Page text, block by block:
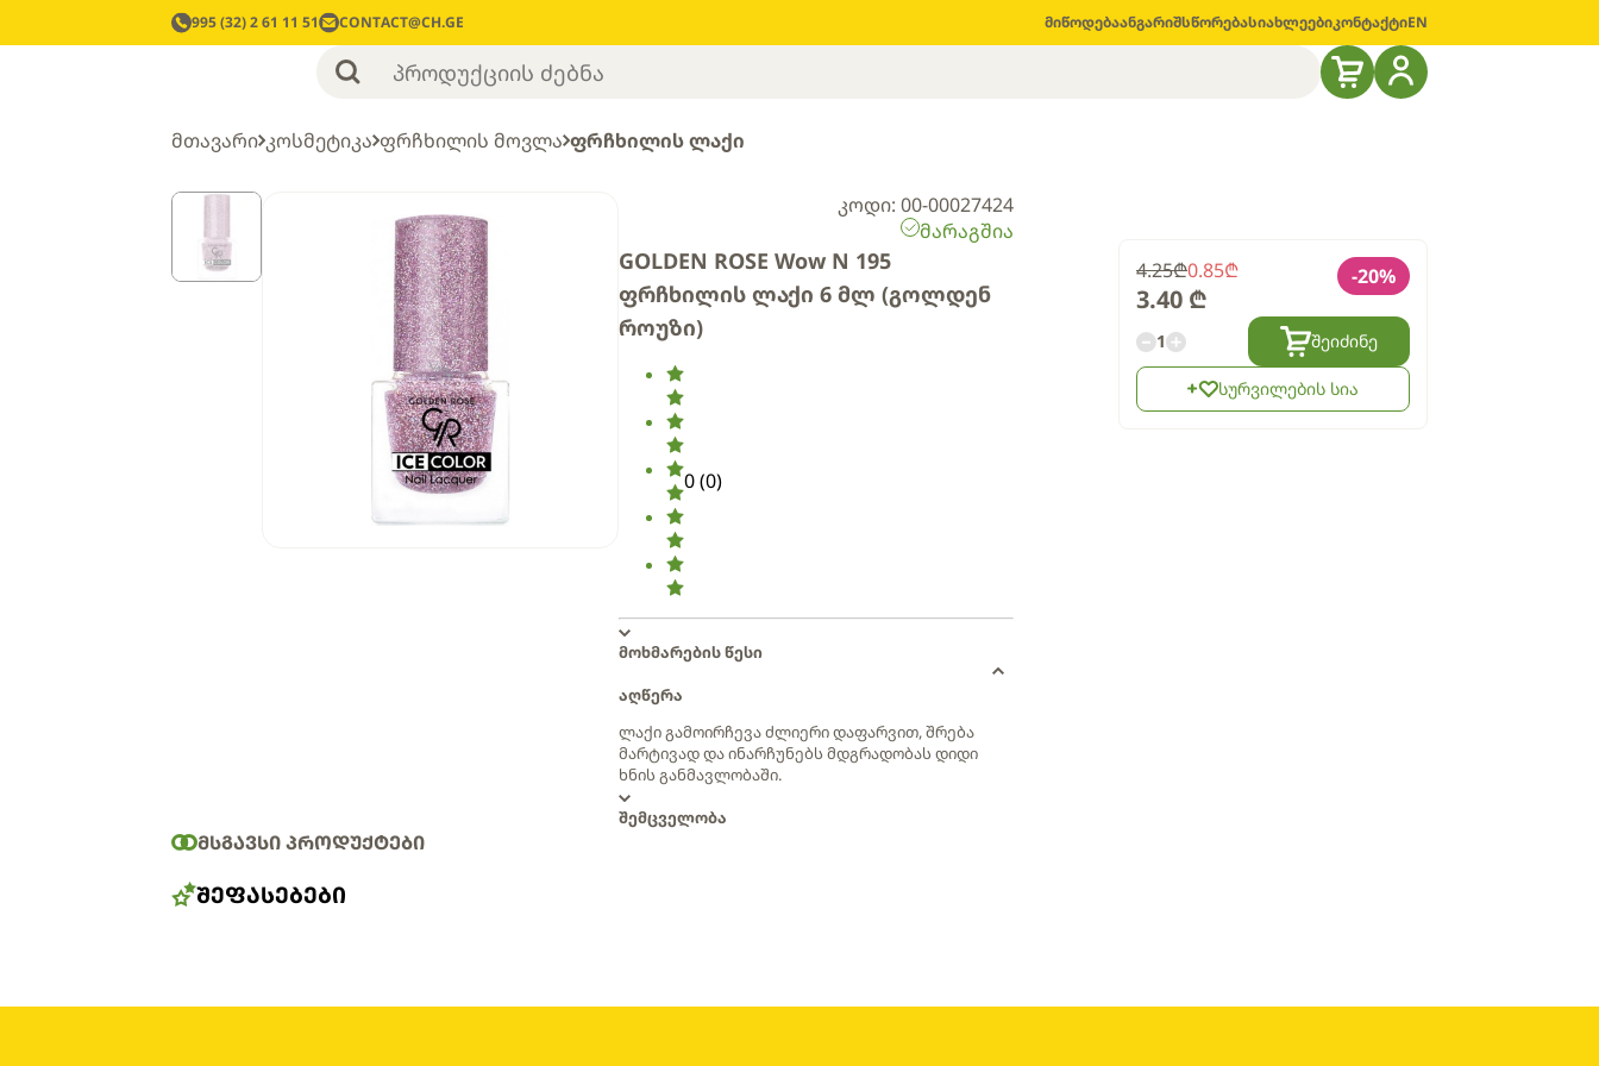
995 (32) 2 61 11 51 CONTACT@CH.GE მიწოდებაანგარიშსწორებასიახლეებიკონტაქტიEN
მთავარი კოსმეტიკა ფრჩხილის მოვლა ფრჩხილის ლაქი
კოდი: 00-00027424
მარაგშია
GOLDEN ROSE Wow N 195
ფრჩხილის ლაქი 6 მლ (გოლდენ
როუზი)
0(0)
მოხმარების წესი
აღწერა
ლაქი გამოირჩევა ძლიერი დაფარვით, შრება
მარტივად და ინარჩუნებს მდგრადობას დიდი
ხნის განმავლობაში.
შემცველობა
ᲛᲡᲒᲐᲕᲡᲘ ᲞᲠᲝᲓᲣᲥᲢᲔᲑᲘ
ᲨᲔᲤᲐᲡᲔᲑᲔᲑᲘ
4.25₾0.85₾
3.40₾
-20%
1 შეიძინე
სურვილების სია